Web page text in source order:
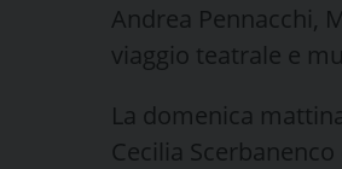
Andrea Pennacchi,
viaggio teatrale e
La domenica
Cecilia